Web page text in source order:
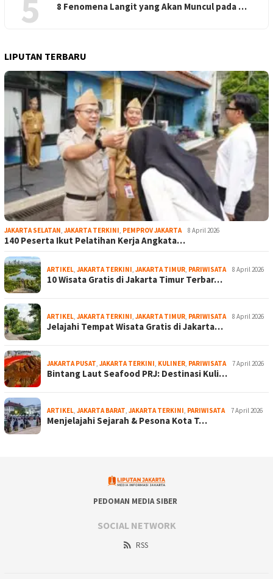
5 8 Fenomena Langit yang Akan Muncul pada …
LIPUTAN TERBARU
JAKARTA SELATAN, JAKARTA TERKINI, PEMPROV JAKARTA 8 April 2026
140 Peserta Ikut Pelatihan Kerja Angkata…
ARTIKEL, JAKARTA TERKINI, JAKARTA TIMUR, PARIWISATA 8 April 2026
10 Wisata Gratis di Jakarta Timur Terbar…
ARTIKEL, JAKARTA TERKINI, JAKARTA TIMUR, PARIWISATA 8 April 2026
Jelajahi Tempat Wisata Gratis di Jakarta…
JAKARTA PUSAT, JAKARTA TERKINI, KULINER, PARIWISATA 7 April 2026
Bintang Laut Seafood PRJ: Destinasi Kuli…
ARTIKEL, JAKARTA BARAT, JAKARTA TERKINI, PARIWISATA 7 April 2026
Menjelajahi Sejarah & Pesona Kota T…
PEDOMAN MEDIA SIBER
SOCIAL NETWORK
RSS